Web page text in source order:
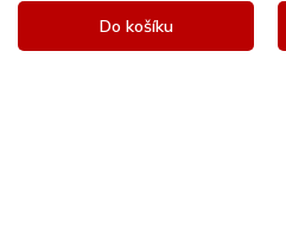
Do košíku